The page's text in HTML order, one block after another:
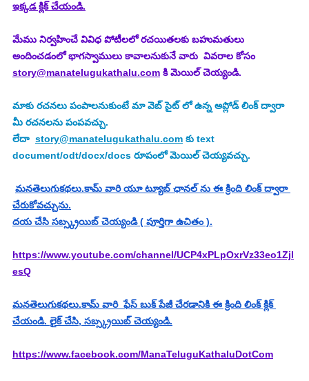
ఇక్కడ క్లిక్ చేయండి.
మేము నిర్వహించే వివిధ పోటీలలో రచయితలకు బహుమతులు
అందించడంలో భాగస్వాములు కావాలనుకునే వారు  వివరాల కోసం
story@manatelugukathalu.com కి మెయిల్ చెయ్యండి.
మాకు రచనలు పంపాలనుకుంటే మా వెబ్ సైట్ లో ఉన్న అప్లోడ్ లింక్ ద్వారా
మీ రచనలను పంపవచ్చు.
లేదా story@manatelugukathalu.com కు text
document/odt/docx/docs రూపంలో మెయిల్ చెయ్యవచ్చు.
మనతెలుగుకథలు.కామ్ వారి యూ ట్యూబ్ ఛానల్ ను ఈ క్రింది లింక్ ద్వారా
చేరుకోవచ్చును.
దయ చేసి సబ్స్క్రయిబ్ చెయ్యండి ( పూర్తిగా ఉచితం ).
https://www.youtube.com/channel/UCP4xPLpOxrVz33eo1Zjl
esQ
మనతెలుగుకథలు.కామ్ వారి  ఫేస్ బుక్ పేజీ చేరడానికి ఈ క్రింది లింక్ క్లిక్
చేయండి. లైక్ చేసి, సబ్స్క్రయిబ్ చెయ్యండి.
https://www.facebook.com/ManaTeluguKathaluDotCom